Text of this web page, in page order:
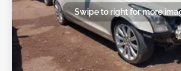
Swipe to right for more